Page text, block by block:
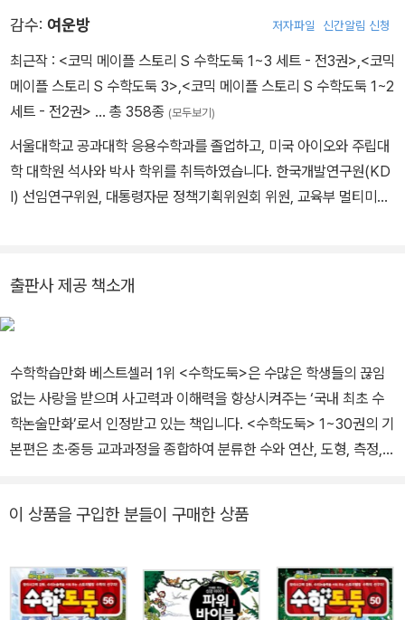
감수: 여운방 저자파일 신간알림 신청
최근작 : <코믹 메이플 스토리 S 수학도둑 1~3 세트 - 전3권>,<코믹
메이플 스토리 S 수학도둑 3>,<코믹 메이플 스토리 S 수학도둑 1~2
세트 - 전2권> … 총 358종 (모두보기)
서울대학교 공과대학 응용수학과를 졸업하고, 미국 아이오와 주립대
학 대학원 석사와 박사 학위를 취득하였습니다. 한국개발연구원(KD
I) 선임연구위원, 대통령자문 정책기획위원회 위원, 교육부 멀티미디
력 수학퀴즈> <메이플 매쓰> <수학도둑 수학동화>의 수학 콘텐츠
를 집필했습니다.
출판사 제공 책소개
수학학습만화 베스트셀러 1위 <수학도둑>은 수많은 학생들의 끊임
없는 사랑을 받으며 사고력과 이해력을 향상시켜주는 ‘국내 최초 수
학논술만화’로서 인정받고 있는 책입니다. <수학도둑> 1~30권의 기
본편은 초·중등 교과과정을 종합하여 분류한 수와 연산, 도형, 측정,
도둑> 31~45권의 심화편은 실생활 속에 숨겨진 수학 개념 및 원리
한 원리응용력을 키우고, 복잡하고 어려운 문제도 차근차근 풀 수 있
는 문제해결방법이 자세히 설명되었습니다. 강화시키고 수리논술의
이 상품을 구입한 분들이 구매한 상품